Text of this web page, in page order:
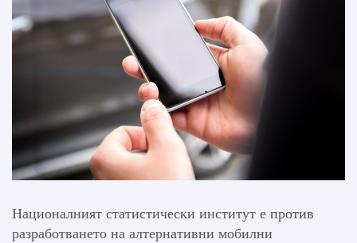
Националният статистически институт е против
разработването на алтернативни мобилни